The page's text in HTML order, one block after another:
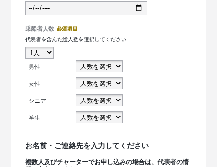
乗船者人数
代表者を含んだ総人数を選択してください
- 男性
- 女性
- シニア
- 学生
お名前・ご連絡先を入力してください
複数人及びチャーターでお申し込みの場合は、代表者の情